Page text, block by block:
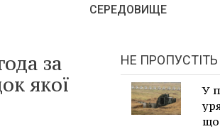
СЕРЕДОВИЩЕ
за
якої
НЕ ПРОПУСТІТЬ
У
що